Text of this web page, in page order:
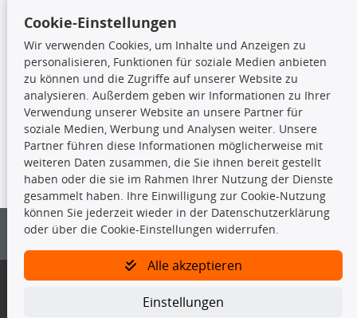
Stoßdämpfer
TecDoc Inside
Die hier angezeigten Daten insbesondere die gesamte Datenbank dürfen
nicht kopiert werden.
Es ist zu unterlassen, die Daten oder die gesamte Datenbank ohne
vorherige Zustimmung von TecDoc zu vervielfältigen, zu verbreiten
und/oder diese Handlungen durch Dritte ausführen zu lassen. Ein
Bitte prüfen Sie, ob das über unseren Onlineshop identifizierte Ersatzteil
Gegebenenfalls sind ergänzende Informationen notwendig, um
Cookie-Einstellungen
Wir verwenden Cookies, um Inhalte und Anzeigen zu
personalisieren, Funktionen für soziale Medien anbieten
zu können und die Zugriffe auf unserer Website zu
analysieren. Außerdem geben wir Informationen zu Ihrer
Verwendung unserer Website an unsere Partner für
soziale Medien, Werbung und Analysen weiter. Unsere
Partner führen diese Informationen möglicherweise mit
weiteren Daten zusammen, die Sie ihnen bereit gestellt
haben oder die sie im Rahmen Ihrer Nutzung der Dienste
gesammelt haben. Ihre Einwilligung zur Cookie-Nutzung
können Sie jederzeit wieder in der Datenschutzerklärung
oder über die Cookie-Einstellungen widerrufen.
Alle akzeptieren
Einstellungen